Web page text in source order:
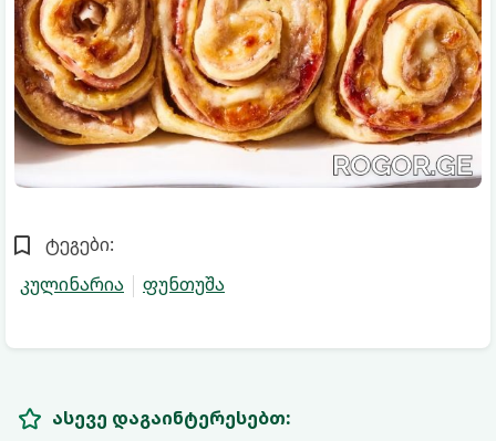
ტეგები:
კულინარია
ფუნთუშა
ასევე დაგაინტერესებთ: